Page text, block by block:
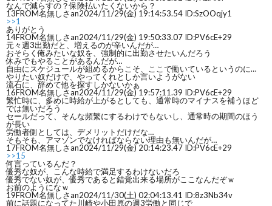
なんで減らすの？保険払いたくないから？
13FROM名無しさan2024/11/29(金) 19:14:53.54 ID:SzOOqjy1
>>1
ありがとう
14FROM名無しさan2024/11/29(金) 19:50:33.07 ID:PV6cE+29
元々週3出勤だと、増えるのが辛いんだが…
おそらく俺みたいな奴を、強制的に出勤させたいんだろう
休みでもやることがあるんだが…
自由にスケジュールが組めるからこそ、ここで働いているというのに…
やりたい奴だけで、やってくれとしか言いようがない
流石に、辞めて他を探すしかないかぁ
16FROM名無しさan2024/11/29(金) 19:57:11.39 ID:PV6cE+29
繁忙時に、多めに時給が上がるとしても、通常時のマイナスを補うほど
では無いだろう
セールだって、そんな頻繁にするわけでもないし、通常時の期間のほう
が長い
労働者側としては、デメリットだけだな…
そもそも、アマゾンでなければならない理由も無いんだが…
17FROM名無しさan2024/11/29(金) 20:14:23.47 ID:PV6cE+29
>>15
何言っているんだ？
優秀な奴が、こんな時給で満足するわけないだろ
優秀でない奴が、優秀であると錯覚出来る場所がここなんだぞｗ
お前のようになｗ
19FROM名無しさan2024/11/30(土) 02:04:13.41 ID:8z3Nb34v
前に話題になってた川崎や小田原の週3労働と同じで